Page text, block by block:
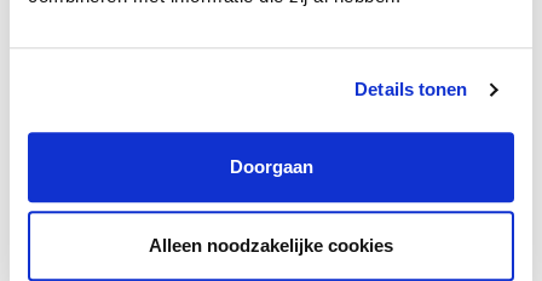
Details tonen
Doorgaan
Alleen noodzakelijke cookies
afspraken over eventueel te volgen opleidingen/cursussen.
Alle
medewerkers hebben daarnaast de beschikking over een
individueel loopbaanbudget (ILOB). Ook zijn wij lid van de
Corporatie Academie: deze is toegankelijk voor alle medewerkers.